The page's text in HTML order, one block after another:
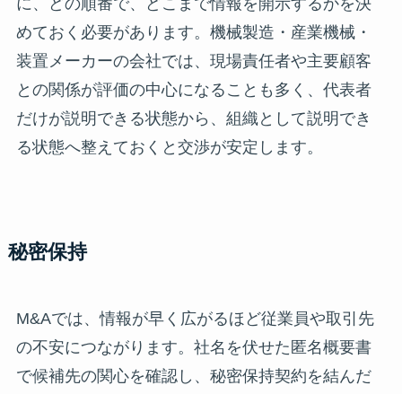
に、どの順番で、どこまで情報を開示するかを決
めておく必要があります。機械製造・産業機械・
装置メーカーの会社では、現場責任者や主要顧客
との関係が評価の中心になることも多く、代表者
だけが説明できる状態から、組織として説明でき
る状態へ整えておくと交渉が安定します。
秘密保持
M&Aでは、情報が早く広がるほど従業員や取引先
の不安につながります。社名を伏せた匿名概要書
で候補先の関心を確認し、秘密保持契約を結んだ